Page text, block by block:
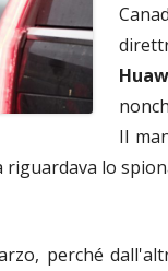
Il
riguardava lo
perché